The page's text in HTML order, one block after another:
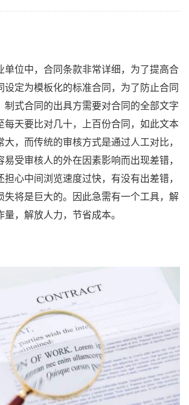
单位中，合同条款非常详细，为了提高合
设定为模板化的标准合同，为了防止合同
制式合同的出具方需要对合同的全部文字
每天要比对几十，上百份合同，如此文本
大，而传统的审核方式是通过人工对比，
受审核人的外在因素影响而出现差错，
心中间浏览速度过快，有没有出差错，
失将是巨大的。因此急需有一个工具，解
，解放人力，节省成本。